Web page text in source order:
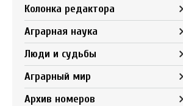
Колонка редактора
Аграрная наука
Люди и судьбы
Аграрный мир
Архив номеров